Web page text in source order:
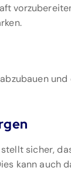
sicher,
kann auch